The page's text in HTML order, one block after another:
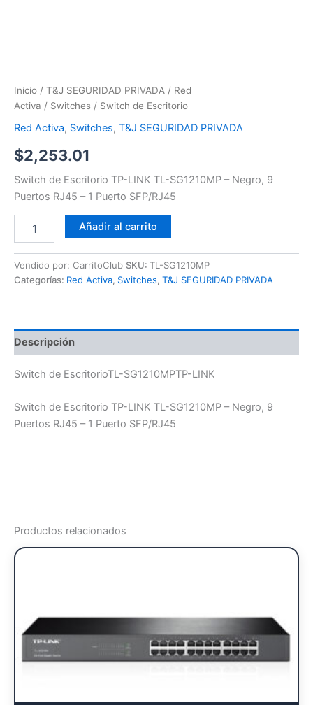
Inicio / T&J SEGURIDAD PRIVADA / Red
Activa / Switches / Switch de Escritorio
Red Activa, Switches, T&J SEGURIDAD PRIVADA
$2,253.01
Switch de Escritorio TP-LINK TL-SG1210MP – Negro, 9
Puertos RJ45 – 1 Puerto SFP/RJ45
Añadir al carrito
Vendido por: CarritoClub SKU: TL-SG1210MP
Categorías: Red Activa, Switches, T&J SEGURIDAD PRIVADA
Descripción
Switch de EscritorioTL-SG1210MPTP-LINK
Switch de Escritorio TP-LINK TL-SG1210MP – Negro, 9
Puertos RJ45 – 1 Puerto SFP/RJ45
Productos relacionados